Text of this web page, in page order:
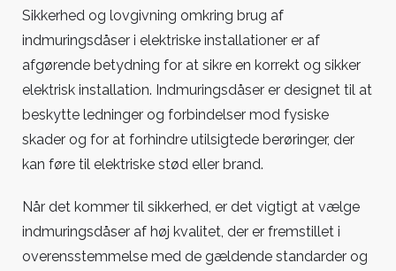
Sikkerhed og lovgivning omkring brug af
indmuringsdåser i elektriske installationer er af
afgørende betydning for at sikre en korrekt og sikker
elektrisk installation. Indmuringsdåser er designet til at
beskytte ledninger og forbindelser mod fysiske
skader og for at forhindre utilsigtede berøringer, der
kan føre til elektriske stød eller brand.
Når det kommer til sikkerhed, er det vigtigt at vælge
indmuringsdåser af høj kvalitet, der er fremstillet i
overensstemmelse med de gældende standarder og